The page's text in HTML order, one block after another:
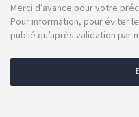
Merci d’avance pour votre
Pour information, pour éviter
publié qu’après validation par